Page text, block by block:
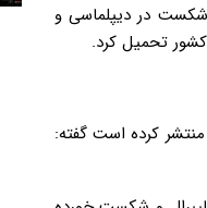
شکست در دیپلماسی و
کشور تحمیل کرد.
خود منتشر کرده است گفته: